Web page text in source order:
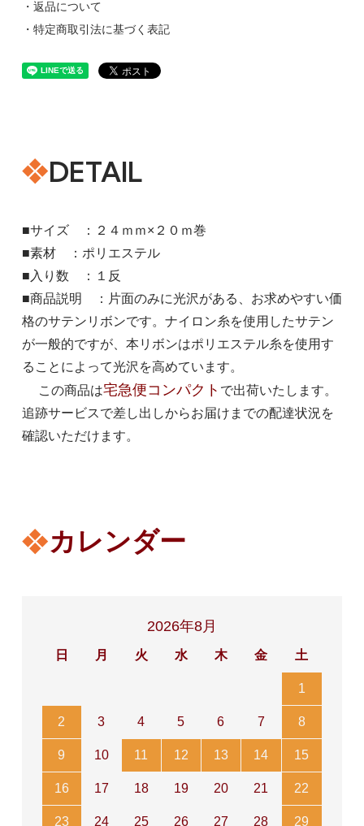
・返品について
・特定商取引法に基づく表記
DETAIL
■サイズ ：２４ｍｍ×２０ｍ巻
■素材 ：ポリエステル
■入り数 ：１反
■商品説明 ：片面のみに光沢がある、お求めやすい価
格のサテンリボンです。ナイロン糸を使用したサテン
が一般的ですが、本リボンはポリエステル糸を使用す
ることによって光沢を高めています。
この商品は宅急便コンパクト で出荷いたします。
追跡サービスで差し出しからお届けまでの配達状況を
確認いただけます。
カレンダー
2026年8月
日 月 火 水 木 金 土
1
2 3 4 5 6 7 8
9 10 11 12 13 14 15
16 17 18 19 20 21 22
23 24 25 26 27 28 29